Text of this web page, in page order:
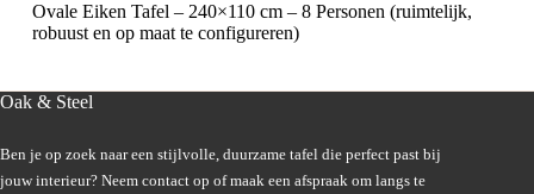
Ovale Eiken Tafel – 240×110 cm – 8 Personen (ruimtelijk,
robuust en op maat te configureren)
Oak & Steel
Ben je op zoek naar een stijlvolle, duurzame tafel die perfect past bij
jouw interieur? Neem contact op of maak een afspraak om langs te